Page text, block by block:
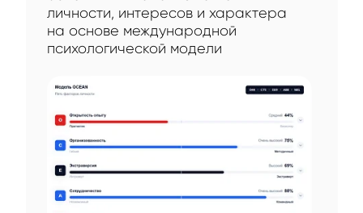
личности, интересов и характера
на основе международной
психологической модели